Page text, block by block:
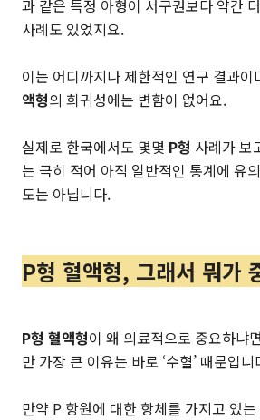
과 같은 특정 아형이 서구권보다 약간
사례도 있었지요.
이는 어디까지나 제한적인 연구 결과이
액형의 희귀성에는 변함이 없어요.
실제로 한국에서도 몇몇 P형 사례가 보
는 극히 적어 아직 일반적인 통계에 유
도는 아닙니다.
P형 혈액형, 그래서 뭐가
P형 혈액형이 왜 의료적으로 중요하냐
만 가장 큰 이유는 바로 ‘수혈’ 때문입니
만약 P 항원에 대한 항체를 가지고 있